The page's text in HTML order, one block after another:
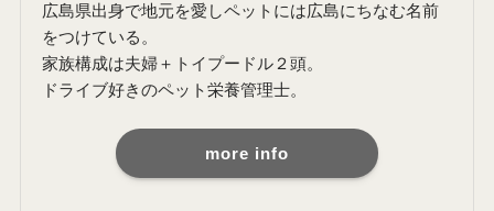
広島県出身で地元を愛しペットには広島にちなむ名前
をつけている。
家族構成は夫婦＋トイプードル２頭。
ドライブ好きのペット栄養管理士。
more info